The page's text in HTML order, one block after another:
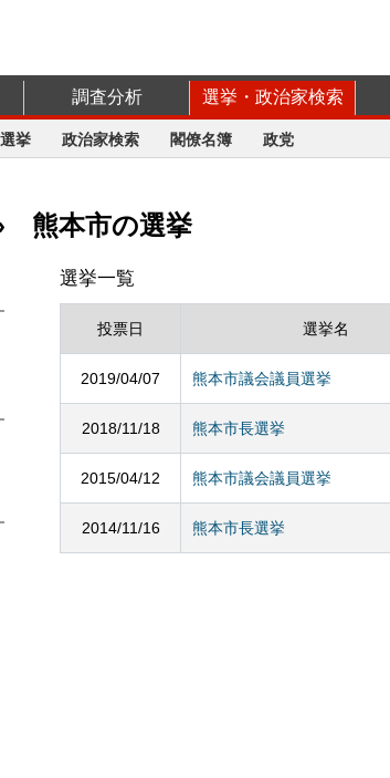
調査分析 選挙・政治家検索
挙 政治家検索 閣僚名簿 政党
熊本市の選挙
選挙一覧
投票日 選挙名
2019/04/07 熊本市議会議員選挙
2018/11/18 熊本市長選挙
2015/04/12 熊本市議会議員選挙
2014/11/16 熊本市長選挙